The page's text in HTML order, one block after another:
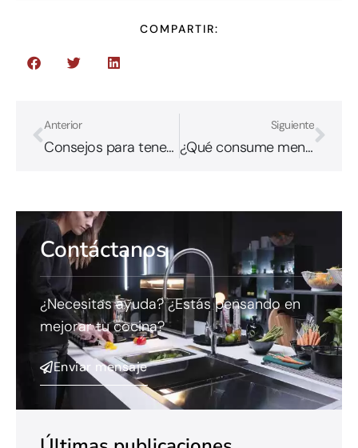
COMPARTIR:
Anterior
Consejos para tener tu propio huerto en la cocina
Siguiente
¿Qué consume menos: la cocina de gas, vitrocerámica o inducción?
Contáctanos
¿Necesitas ayuda? ¿Estás pensando en
mejorar tu cocina?
Enviar mensaje